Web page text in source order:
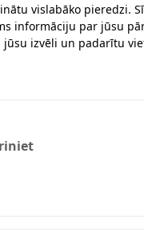
vislabāko pieredzi.
informāciju par jūsu
izvēli un padarītu